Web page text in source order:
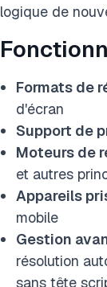
logique de
Formats de
d'écran
Support de
Moteurs de
et autres
Appareils
mobile
Gestion
résolution
sans tête